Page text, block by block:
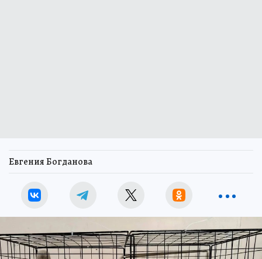
Евгения Богданова